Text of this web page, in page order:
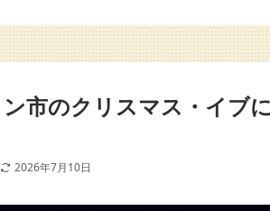
市のクリスマス・イブ
2026年7月10日